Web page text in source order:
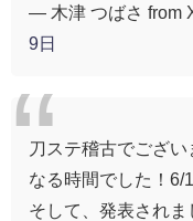
— 木津 つばさ from
9日
刀ステ稽古でござい
なる時間でした！6/
そして、発表されま